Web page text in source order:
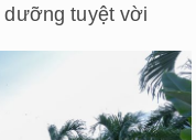
dưỡng tuyệt vời